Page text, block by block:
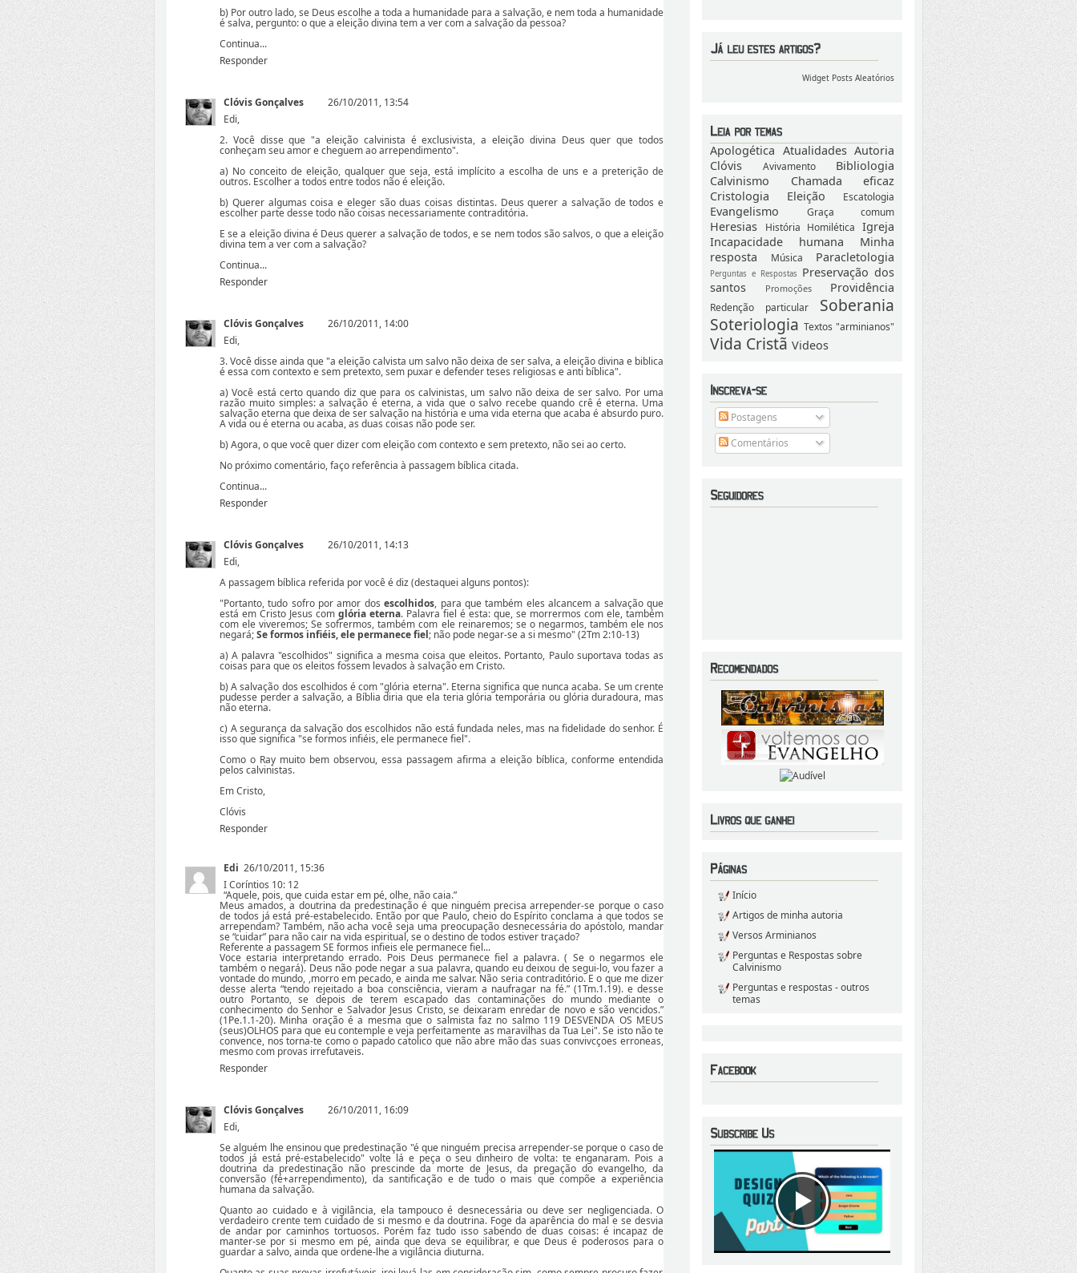
Widget Posts Aleatórios
Apologética Atualidades Autoria
Clóvis
Avivamento
Bibliologia
Calvinismo
Chamada eficaz
Cristologia
Eleição Escatologia
Evangelismo Graça comum
Heresias História Homilética Igreja
Incapacidade humana
Minha
resposta
Música Paracletologia
Perguntas e Respostas
Preservação dos
santos
Promoções Providência
Redenção particular
Soberania
Soteriologia Textos "arminianos"
Vida Cristã Videos
Postagens
Comentários
Início
Artigos de minha autoria
Versos Arminianos
Perguntas e Respostas sobre
Calvinismo
Perguntas e respostas - outros
temas
b) Por outro lado, se Deus escolhe a toda a humanidade para a salvação, e nem toda a humanidade
é salva, pergunto: o que a eleição divina tem a ver com a salvação da pessoa?
Continua...
Responder
Clóvis Gonçalves
26/10/2011, 13:54
Edi,
2. Você disse que "a eleição calvinista é exclusivista, a eleição divina Deus quer que todos
conheçam seu amor e cheguem ao arrependimento".
a) No conceito de eleição, qualquer que seja, está implícito a escolha de uns e a preterição de
outros. Escolher a todos entre todos não é eleição.
b) Querer algumas coisa e eleger são duas coisas distintas. Deus querer a salvação de todos e
escolher parte desse todo não coisas necessariamente contraditória.
E se a eleição divina é Deus querer a salvação de todos, e se nem todos são salvos, o que a eleição
divina tem a ver com a salvação?
Continua...
Responder
Clóvis Gonçalves
26/10/2011, 14:00
Edi,
3. Você disse ainda que "a eleição calvista um salvo não deixa de ser salva, a eleição divina e biblica
é essa com contexto e sem pretexto, sem puxar e defender teses religiosas e anti bíblica".
a) Você está certo quando diz que para os calvinistas, um salvo não deixa de ser salvo. Por uma
razão muito simples: a salvação é eterna, a vida que o salvo recebe quando crê é eterna. Uma
salvação eterna que deixa de ser salvação na história e uma vida eterna que acaba é absurdo puro.
A vida ou é eterna ou acaba, as duas coisas não pode ser.
b) Agora, o que você quer dizer com eleição com contexto e sem pretexto, não sei ao certo.
No próximo comentário, faço referência à passagem bíblica citada.
Continua...
Responder
Clóvis Gonçalves
26/10/2011, 14:13
Edi,
A passagem bíblica referida por você é diz (destaquei alguns pontos):
"Portanto, tudo sofro por amor dosescolhidos, para que também eles alcancem a salvação que
está em Cristo Jesus com glória eterna. Palavra fiel é esta: que, se morrermos com ele, também
com ele viveremos; Se sofrermos, também com ele reinaremos; se o negarmos, também ele nos
negará;Se formos infiéis, ele permanece fiel; não pode negar-se a si mesmo" (2Tm 2:10-13)
a) A palavra "escolhidos" significa a mesma coisa que eleitos. Portanto, Paulo suportava todas as
coisas para que os eleitos fossem levados à salvação em Cristo.
b) A salvação dos escolhidos é com "glória eterna". Eterna significa que nunca acaba. Se um crente
pudesse perder a salvação, a Bíblia diria que ela teria glória temporária ou glória duradoura, mas
não eterna.
c) A segurança da salvação dos escolhidos não está fundada neles, mas na fidelidade do senhor. É
isso que significa "se formos infiéis, ele permanece fiel".
Como o Ray muito bem observou, essa passagem afirma a eleição bíblica, conforme entendida
pelos calvinistas.
Em Cristo,
Clóvis
Responder
Edi 26/10/2011, 15:36
I Coríntios 10: 12
“Aquele, pois, que cuida estar em pé, olhe, não caia.”
Meus amados, a doutrina da predestinação é que ninguém precisa arrepender-se porque o caso
de todos já está pré-estabelecido. Então por que Paulo, cheio do Espírito conclama a que todos se
arrependam? Também, não acha você seja uma preocupação desnecessária do apóstolo, mandar
se “cuidar” para não cair na vida espiritual, se o destino de todos estiver traçado?
Referente a passagem SE formos infieis ele permanece fiel...
Voce estaria interpretando errado. Pois Deus permanece fiel a palavra. ( Se o negarmos ele
também o negará). Deus não pode negar a sua palavra, quando eu deixou de segui-lo, vou fazer a
vontade do mundo, ,morro em pecado, e ainda me salvar. Não seria contraditório. E o que me dizer
desse alerta “tendo rejeitado a boa consciência, vieram a naufragar na fé.” (1Tm.1.19). e desse
outro Portanto, se depois de terem escapado das contaminações do mundo mediante o
conhecimento do Senhor e Salvador Jesus Cristo, se deixaram enredar de novo e são vencidos.”
(1Pe.1.1-20). Minha oração é a mesma que o salmista faz no salmo 119 DESVENDA OS MEUS
(seus)OLHOS para que eu contemple e veja perfeitamente as maravilhas da Tua Lei". Se isto não te
convence, nos torna-te como o papado catolico que não abre mão das suas convivcçoes erroneas,
mesmo com provas irrefutaveis.
Responder
Clóvis Gonçalves
26/10/2011, 16:09
Edi,
Se alguém lhe ensinou que predestinação "é que ninguém precisa arrepender-se porque o caso de
todos já está pré-estabelecido" volte lá e peça o seu dinheiro de volta: te enganaram. Pois a
doutrina da predestinação não prescinde da morte de Jesus, da pregação do evangelho, da
conversão (fé+arrependimento), da santificação e de tudo o mais que compõe a experiência
humana da salvação.
Quanto ao cuidado e à vigilância, ela tampouco é desnecessária ou deve ser negligenciada. O
verdadeiro crente tem cuidado de si mesmo e da doutrina. Foge da aparência do mal e se desvia
de andar por caminhos tortuosos. Porém faz tudo isso sabendo de duas coisas: é incapaz de
manter-se por si mesmo em pé, ainda que deva se equilibrar, e que Deus é poderosos para o
guardar a salvo, ainda que ordene-lhe a vigilância diuturna.